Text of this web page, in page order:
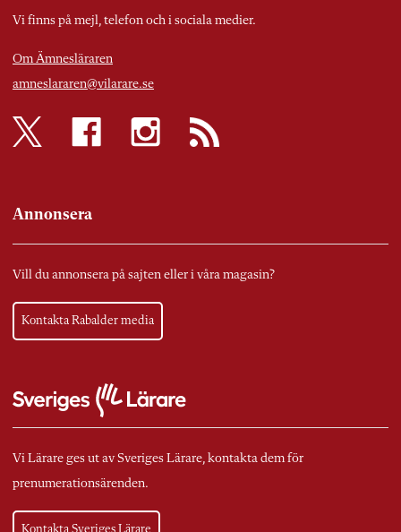
Vi finns på mejl, telefon och i sociala medier.
Om Ämnesläraren
amneslararen@vilarare.se
Annonsera
Vill du annonsera på sajten eller i våra magasin?
Kontakta Rabalder media
Vi Lärare ges ut av Sveriges Lärare, kontakta dem för
prenumerationsärenden.
Kontakta Sveriges Lärare